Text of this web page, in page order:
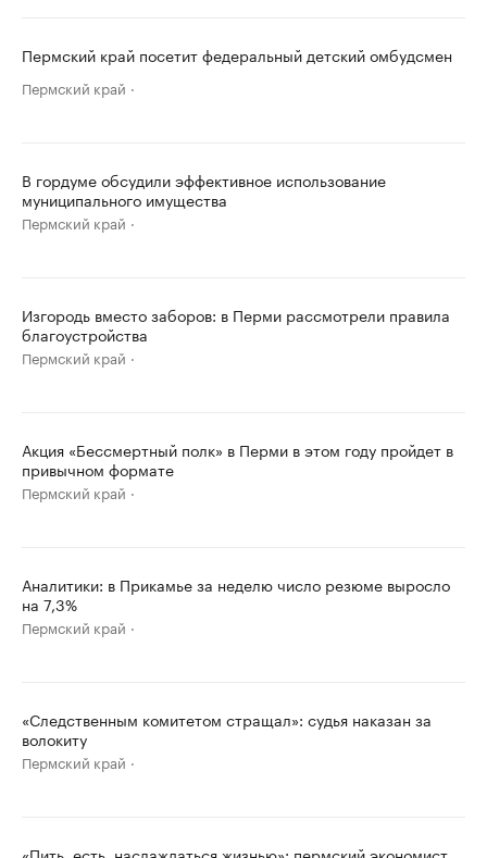
Пермский край посетит федеральный детский омбудсмен
Пермский край
В гордуме обсудили эффективное использование
муниципального имущества
Пермский край
Изгородь вместо заборов: в Перми рассмотрели правила
благоустройства
Пермский край
Акция «Бессмертный полк» в Перми в этом году пройдет в
привычном формате
Пермский край
Аналитики: в Прикамье за неделю число резюме выросло
на 7,3%
Пермский край
«Следственным комитетом стращал»: судья наказан за
волокиту
Пермский край